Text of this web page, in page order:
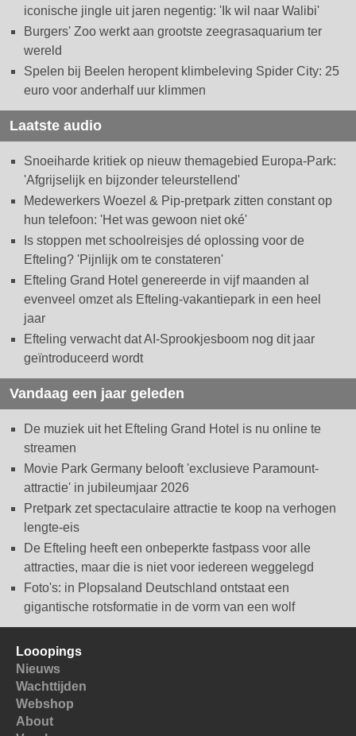
iconische jingle uit jaren negentig: 'Ik wil naar Walibi'
Burgers' Zoo werkt aan grootste zeegrasaquarium ter
wereld
Spelen bij Beelen heropent klimbeleving Spider City: 25
euro voor anderhalf uur klimmen
Laatste audio
Snoeiharde kritiek op nieuw themagebied Europa-Park:
'Afgrijselijk en bijzonder teleurstellend'
Medewerkers Woezel & Pip-pretpark zitten constant op
hun telefoon: 'Het was gewoon niet oké'
Is stoppen met schoolreisjes dé oplossing voor de
Efteling? 'Pijnlijk om te constateren'
Efteling Grand Hotel genereerde in vijf maanden al
evenveel omzet als Efteling-vakantiepark in een heel
jaar
Efteling verwacht dat AI-Sprookjesboom nog dit jaar
geïntroduceerd wordt
Vandaag een jaar geleden
De muziek uit het Efteling Grand Hotel is nu online te
streamen
Movie Park Germany belooft 'exclusieve Paramount-
attractie' in jubileumjaar 2026
Pretpark zet spectaculaire attractie te koop na verhogen
lengte-eis
De Efteling heeft een onbeperkte fastpass voor alle
attracties, maar die is niet voor iedereen weggelegd
Foto's: in Plopsaland Deutschland ontstaat een
gigantische rotsformatie in de vorm van een wolf
Looopings
Nieuws
Wachttijden
Webshop
About